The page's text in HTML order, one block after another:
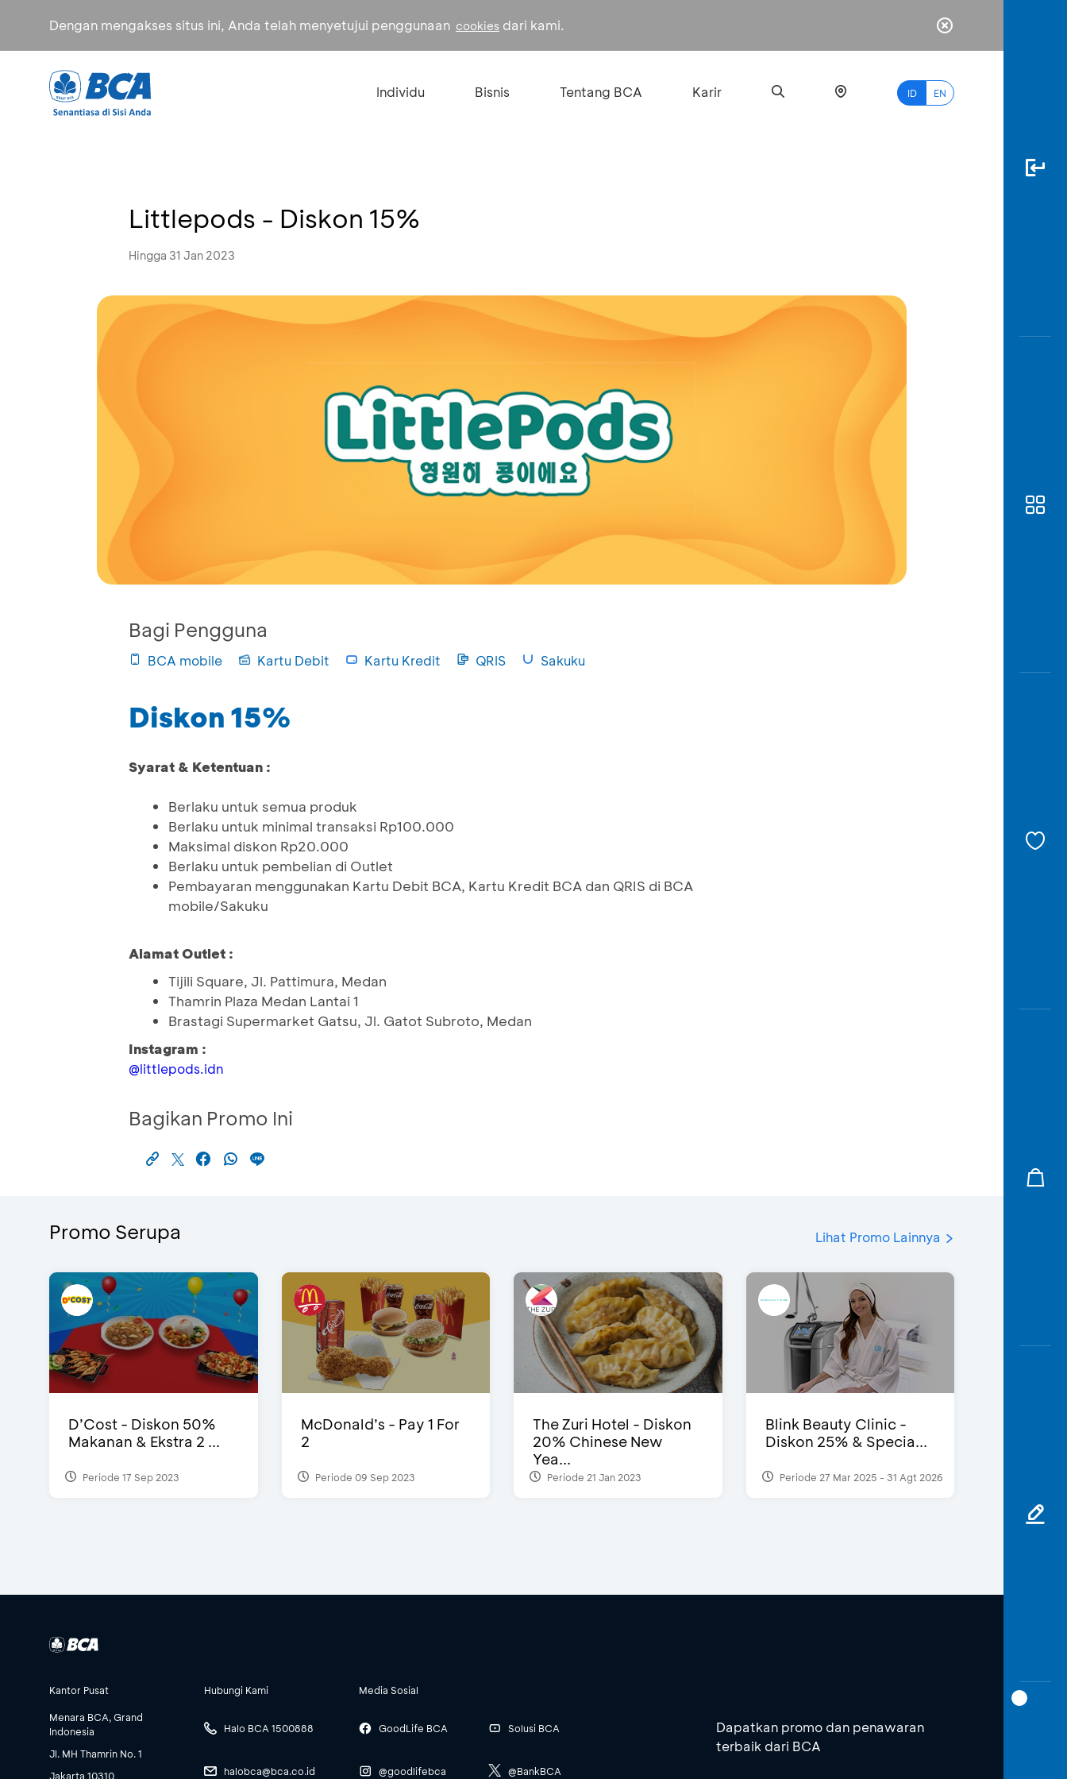
Dengan mengakses situs ini, Anda telah menyetujui penggunaan cookies dari kami.
Individu Bisnis Tentang BCA Karir ID EN
Littlepods - Diskon 15%
Hingga 31 Jan 2023
Bagi Pengguna
BCA mobile Kartu Debit Kartu Kredit QRIS Sakuku
Diskon 15%
Syarat & Ketentuan :
Berlaku untuk semua produk
Berlaku untuk minimal transaksi Rp100.000
Maksimal diskon Rp20.000
Berlaku untuk pembelian di Outlet
Pembayaran menggunakan Kartu Debit BCA, Kartu Kredit BCA dan QRIS di BCA
mobile/Sakuku
Alamat Outlet :
Tijili Square, Jl. Pattimura, Medan
Thamrin Plaza Medan Lantai 1
Brastagi Supermarket Gatsu, Jl. Gatot Subroto, Medan
Instagram :
@littlepods.idn
Bagikan Promo Ini
Promo Serupa Lihat Promo Lainnya
D’Cost - Diskon 50%
Makanan & Ekstra 2 ...
Periode 17 Sep 2023
McDonald’s - Pay 1 For
2
Periode 09 Sep 2023
The Zuri Hotel - Diskon
20% Chinese New
Yea...
Periode 21 Jan 2023
Blink Beauty Clinic -
Diskon 25% & Specia...
Periode 27 Mar 2025 - 31 Agt 2026
Kantor Pusat
Menara BCA, Grand
Indonesia
Jl. MH Thamrin No. 1
Jakarta 10310
Hubungi Kami
Halo BCA 1500888
halobca@bca.co.id
Media Sosial
GoodLife BCA
@goodlifebca
Solusi BCA
@BankBCA
Dapatkan promo dan penawaran
terbaik dari BCA